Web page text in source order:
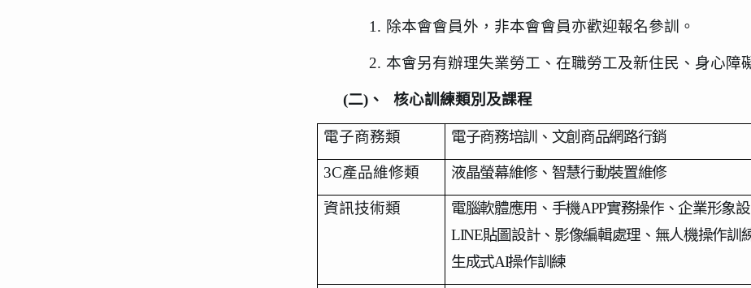
1. 除本會會員外，非本會會員亦歡迎報名參訓。
2. 本會另有辦理失業勞工、在職勞工及新住民、身心障
(二)、 核心訓練類別及課程
電子商務類 電子商務培訓、文創商品網路行銷
3C產品維修類 液晶螢幕維修、智慧行動裝置維修
資訊技術類
電腦軟體應用、手機APP實務操作、企業形象設
LINE貼圖設計、影像編輯處理、無人機操作訓
生成式AI操作訓練